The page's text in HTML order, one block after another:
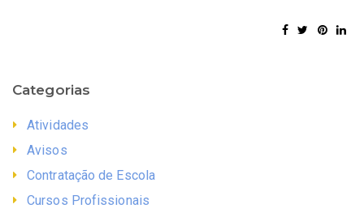
Categorias
Atividades
Avisos
Contratação de Escola
Cursos Profissionais